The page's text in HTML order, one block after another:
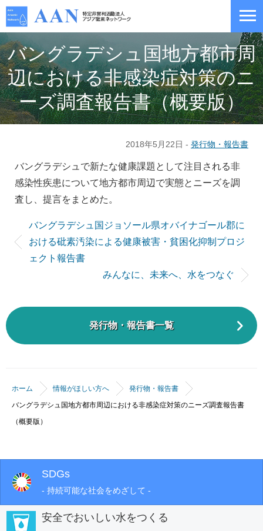
バングラデシュ国地方都市周
辺における非感染症対策のニ
ーズ調査報告書（概要版）
2018年5月22日 - 発行物・報告書
バングラデシュで新たな健康課題として注目される非
感染性疾患について地方都市周辺で実態とニーズを調
査し、提言をまとめた。
バングラデシュ国ジョソール県オバイナゴール郡に
おける砒素汚染による健康被害・貧困化抑制プロジ
ェクト報告書
みんなに、未来へ、水をつなぐ
発行物・報告書一覧
ホーム 情報がほしい方へ
発行物・報告書
バングラデシュ国地方都市周辺における非感染症対策のニーズ調査報告書
（概要版）
SDGs
- 持続可能な社会をめざして -
安全でおいしい水をつくる